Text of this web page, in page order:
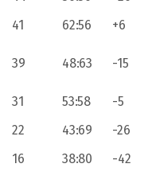
41 62:56 +6
39 48:63 -15
31 53:58
-5
22 43:69
-26
16 38:80 -42